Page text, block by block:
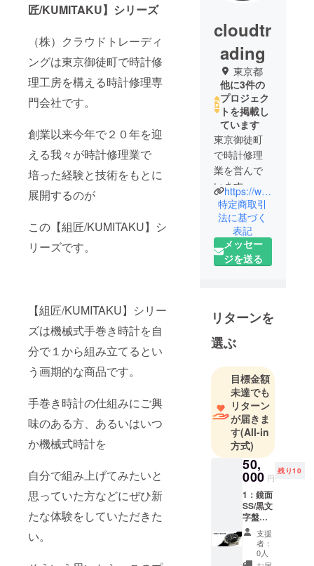
匠/KUMITAKU】シリーズ
（株）クラウドトレーディ
ングは東京御徒町で時計修
理工房を構える時計修理専
門会社です。
創業以来今年で２０年を迎
える我々が時計修理業で
培った経験と技術をもとに
展開するのが
この【組匠/KUMITAKU】シ
リーズです。
【組匠/KUMITAKU】シリー
ズは機械式手巻き時計を自
分で１から組み立てるとい
う画期的な商品です。
手巻き時計の仕組みにご興
味のある方、あるいはいつ
か機械式時計を
自分で組み上げてみたいと
思っていた方などにぜひ新
たな体験をしていただきた
い。
cloudtr
ading
東京都
他に3件の
プロジェク
トを掲載し
ています
東京御徒町
で時計修理
業を営んで
います。ど
うぞよろし
くお願いい
たします。
https://www.cloud-watch.jp/
特定商取引
法に基づく
表記
メッセー
ジを送る
リターンを
選ぶ
目標金額
未達でも
リターン
が届きま
す(All-in
方式)
50,
000 円
残り10
1：鏡面
SS/黒文
字盤
【定価
55000
円から
5000円
支援
者：
0人